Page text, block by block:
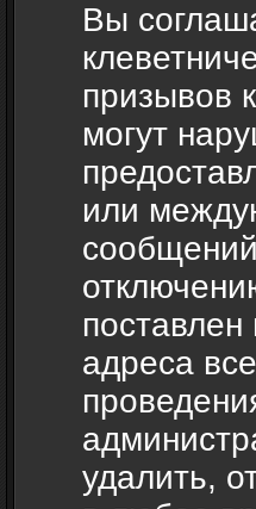
Вы
призывов
могут
или
адреса
удалить,